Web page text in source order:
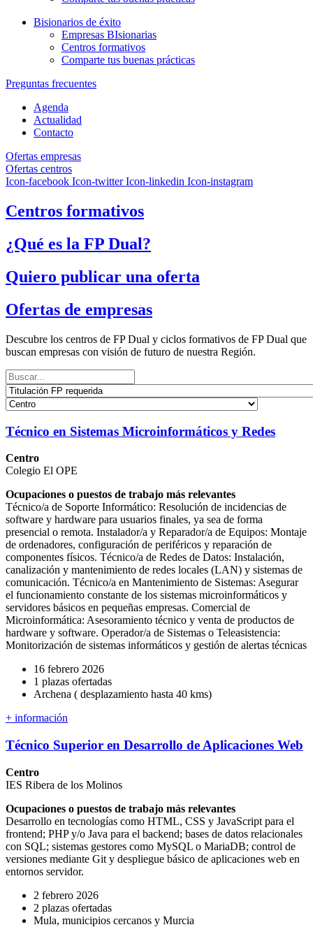
Bisionarios de éxito
Empresas BIsionarias
Centros formativos
Comparte tus buenas prácticas
Preguntas frecuentes
Agenda
Actualidad
Contacto
Ofertas empresas
Ofertas centros
Icon-facebook Icon-twitter Icon-linkedin Icon-instagram
Centros formativos
¿Qué es la FP Dual?
Quiero publicar una oferta
Ofertas de empresas
Descubre los centros de FP Dual y ciclos formativos de FP Dual que
buscan empresas con visión de futuro de nuestra Región.
Técnico en Sistemas Microinformáticos y Redes
Centro
Colegio El OPE
Ocupaciones o puestos de trabajo más relevantes
Técnico/a de Soporte Informático: Resolución de incidencias de
software y hardware para usuarios finales, ya sea de forma
presencial o remota. Instalador/a y Reparador/a de Equipos: Montaje
de ordenadores, configuración de periféricos y reparación de
componentes físicos. Técnico/a de Redes de Datos: Instalación,
canalización y mantenimiento de redes locales (LAN) y sistemas de
comunicación. Técnico/a en Mantenimiento de Sistemas: Asegurar
el funcionamiento constante de los sistemas microinformáticos y
servidores básicos en pequeñas empresas. Comercial de
Microinformática: Asesoramiento técnico y venta de productos de
hardware y software. Operador/a de Sistemas o Teleasistencia:
Monitorización de sistemas informáticos y gestión de alertas técnicas
16 febrero 2026
1 plazas ofertadas
Archena ( desplazamiento hasta 40 kms)
+ información
Técnico Superior en Desarrollo de Aplicaciones Web
Centro
IES Ribera de los Molinos
Ocupaciones o puestos de trabajo más relevantes
Desarrollo en tecnologías como HTML, CSS y JavaScript para el
frontend; PHP y/o Java para el backend; bases de datos relacionales
con SQL; sistemas gestores como MySQL o MariaDB; control de
versiones mediante Git y despliegue básico de aplicaciones web en
entornos servidor.
2 febrero 2026
2 plazas ofertadas
Mula, municipios cercanos y Murcia